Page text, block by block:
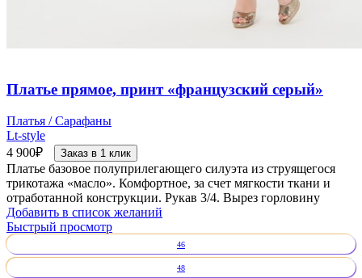
Платье прямое, принт «французский серый»
Платья / Сарафаны
Lt-style
4 900₽ Заказ в 1 клик
Платье базовое полуприлегающего силуэта из струящегося
трикотажа «масло». Комфортное, за счет мягкости ткани и
отработанной конструкции. Рукав 3/4. Вырез горловину
Добавить в список желаний
Быстрый просмотр
46
48